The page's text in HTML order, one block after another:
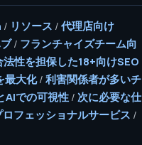
/ リソース / 代理店向け
/ フランチャイズチーム向
法性を担保した18+向けSEO
最大化/ 利害関係者が多いチ
AIでの可視性 / 次に必要な仕
ロフェッショナルサービス /